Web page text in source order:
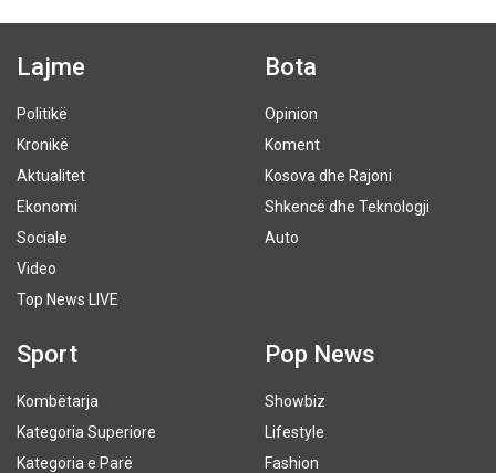
Lajme
Politikë
Kronikë
Aktualitet
Ekonomi
Sociale
Video
Top News LIVE
Bota
Opinion
Koment
Kosova dhe Rajoni
Shkencë dhe Teknologji
Auto
Sport
Kombëtarja
Kategoria Superiore
Kategoria e Parë
Pop News
Showbiz
Lifestyle
Fashion